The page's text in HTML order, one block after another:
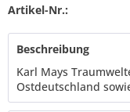
Artikel-Nr.:
Beschreibung
Karl Mays
Ostdeutschland